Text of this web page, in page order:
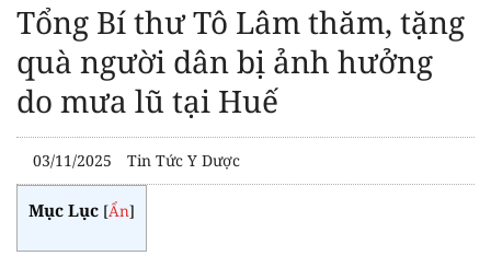
Tổng Bí thư Tô Lâm thăm, tặng
quà người dân bị ảnh hưởng
do mưa lũ tại Huế
03/11/2025 Tin Tức Y Dược
Mục Lục [Ẩn]